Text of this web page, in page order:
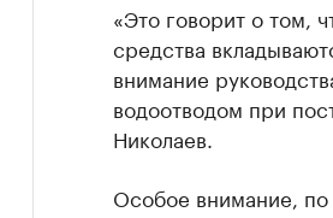
«Это говорит о том,
средства
внимание
водоотводом при
Николаев.
Особое внимание, по